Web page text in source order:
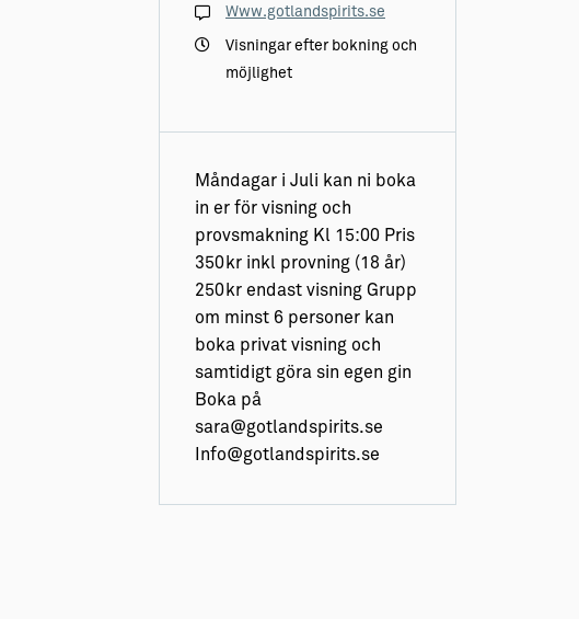
Www.gotlandspirits.se
Visningar efter bokning och
möjlighet
Måndagar i Juli kan ni boka
in er för visning och
provsmakning Kl 15:00 Pris
350kr inkl provning (18 år)
250kr endast visning Grupp
om minst 6 personer kan
boka privat visning och
samtidigt göra sin egen gin
Boka på
sara@gotlandspirits.se
Info@gotlandspirits.se